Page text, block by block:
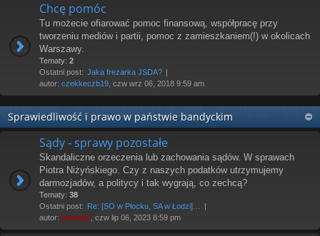
Chcę pomóc
Tu możecie ofiarować pomoc finansową, współpracę przy
tworzeniu mediów i partii, pomoc z zamieszkaniem(!) w okolicach
Warszawy.
Tematy: 2
Ostatni post: Jaka frezarka JSDA?
autor: czekkeczb19 , czw wrz 06, 2018 9:59 am
Sprawiedliwość i prawo w państwie bandyckim
Sądy - sprawy pozostałe
Skandaliczne orzeczenia lub zachowania sądów. W sprawach
Piotra Niżyńskiego. Czy z naszych podatków utrzymujemy
darmozjadów, a politycy i tak wygrają, co zechcą?
Tematy: 38
Ostatni post: Re: [SO w Płocku, SA w Łodzi]…
autor: piotrniz , czw lip 06, 2023 8:59 pm